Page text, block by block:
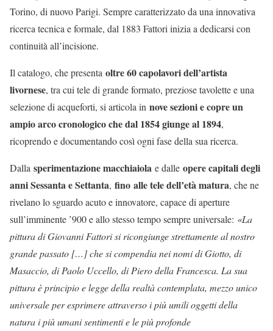
Torino, di nuovo Parigi. Sempre caratterizzato da una innovativa
ricerca tecnica e formale, dal 1883 Fattori inizia a dedicarsi con
continuità all’incisione.
Il catalogo, che presenta oltre 60 capolavori dell’artista
livornese, tra cui tele di grande formato, preziose tavolette e una
selezione di acqueforti, si articola in nove sezioni e copre un
ampio arco cronologico che dal 1854 giunge al 1894,
ricoprendo e documentando così ogni fase della sua ricerca.
Dalla sperimentazione macchiaiola e dalle opere capitali degli
anni Sessanta e Settanta, fino alle tele dell’età matura, che ne
rivelano lo sguardo acuto e innovatore, capace di aperture
sull’imminente ’900 e allo stesso tempo sempre universale: «La
pittura di Giovanni Fattori si ricongiunge strettamente al nostro
grande passato […] che si compendia nei nomi di Giotto, di
Masaccio, di Paolo Uccello, di Piero della Francesca. La sua
pittura è principio e legge della realtà contemplata, mezzo unico
universale per esprimere attraverso i più umili oggetti della
natura i più umani sentimenti e le più profonde